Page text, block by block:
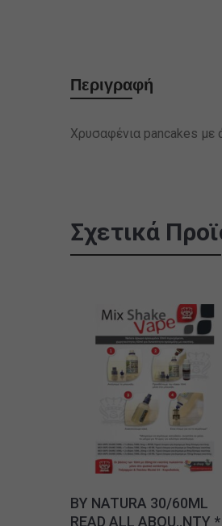
Περιγραφή
Χρυσαφένια pancakes με
Σχετικά
BY NATURA 30/60ML
READ ALL ABOU..NTY *